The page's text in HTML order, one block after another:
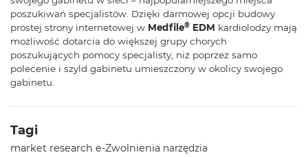
poszukiwań specjalistów. Dzięki darmowej opcji budowy
prostej strony internetowej w Medfile® EDM kardiolodzy mają
możliwość dotarcia do większej grupy chorych
poszukujących pomocy specjalisty, niż poprzez samo
polecenie i szyld gabinetu umieszczony w okolicy swojego
gabinetu.
Tagi
market research e-Zwolnienia narzędzia